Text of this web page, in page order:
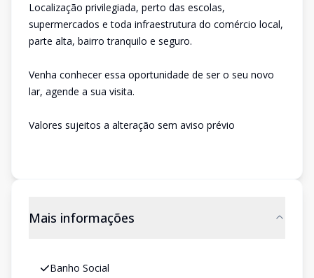
Localização privilegiada, perto das escolas,
supermercados e toda infraestrutura do comércio local,
parte alta, bairro tranquilo e seguro.
Venha conhecer essa oportunidade de ser o seu novo
lar, agende a sua visita.
Valores sujeitos a alteração sem aviso prévio
Mais informações
Banho Social